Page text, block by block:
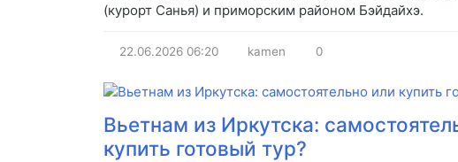
(курорт Санья) и приморским районом Бэйдайхэ.
22.06.2026 06:20 kamen 0
Вьетнам из Иркутска:
купить готовый тур?